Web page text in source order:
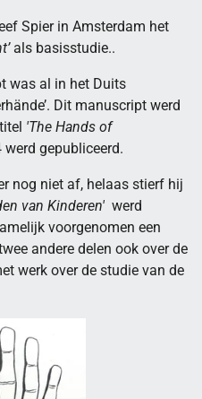
Spier in Amsterdam het
als basisstudie..
was al in het Duits
Dit manuscript werd
'The Hands of
gepubliceerd.
nog niet af, helaas stierf hij
van Kinderen' werd
voorgenomen een
andere delen ook over de
werk over de studie van de